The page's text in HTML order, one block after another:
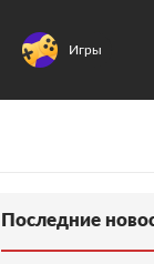
Игры
Последние